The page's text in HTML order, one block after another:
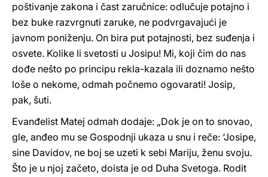
poštivanje zakona i čast zaručnice: odlučuje potajno i
bez buke razvrgnuti zaruke, ne podvrgavajući je
javnom poniženju. On bira put potajnosti, bez suđenja i
osvete. Kolike li svetosti u Josipu! Mi, koji čim do nas
dođe nešto po principu rekla-kazala ili doznamo nešto
loše o nekome, odmah počnemo ogovarati! Josip,
pak, šuti.
Evanđelist Matej odmah dodaje: „Dok je on to snovao,
gle, anđeo mu se Gospodnji ukaza u snu i reče: ‘Josipe,
sine Davidov, ne boj se uzeti k sebi Mariju, ženu svoju.
Što je u njoj začeto, doista je od Duha Svetoga. Rodit